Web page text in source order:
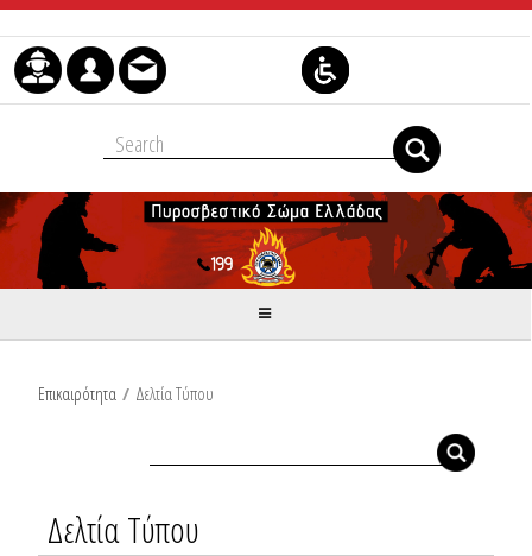
Μετάβαση στο περιεχόμενο
Επικαιρότητα / Δελτία Τύπου
Δελτία Τύπου